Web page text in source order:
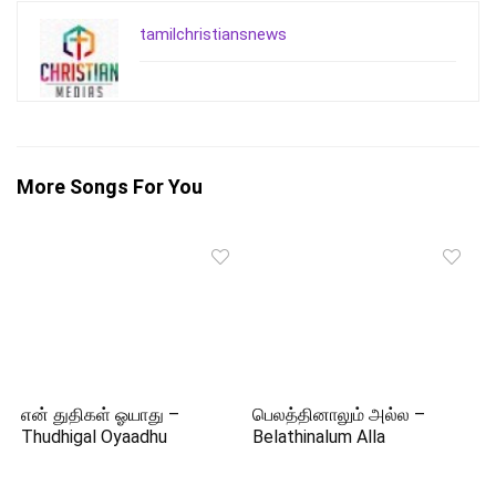
tamilchristiansnews
More Songs For You
என் துதிகள் ஓயாது –
Thudhigal Oyaadhu
பெலத்தினாலும் அல்ல –
Belathinalum Alla